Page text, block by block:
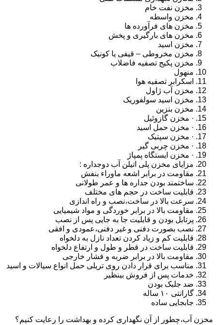
مخزن نفت خام
مخزن واسطه
مخزن های فرآورده ها
مخزن های بارگیری و پخش
مخزن اسید
مخزن مخروطی – قیفی یا کونیک
مخزن پکیج تصفیه فاضلاب
منهول
اسکرابر تصفیه هوا
مخزن آب ژاول
مخزن اسید سولفوریک
مخزن بنزین
· مخزن گازوئیل
· مخزن حمل اسید
· مخزن سپتیک
· مخزن چربی گیر
· مخزن ایستگاه پمپاژ
مزایای مخزن پلی اتیلن آب دوجداره :
مقاومت در برابر اشعه ماوراء بنفش
ساختمند بودن جداره ها و عمر طولانی
قابلیت ساخت در حجم های مختلف
سرعت بالا در ساخت،نصب و راه اندازی
مقاومت بالا در برابر خوردگی و مواد شیمیایی
پرتابل بودن و قابلیت جا به جایی پس از نصب
نصب بصورت دفنی و غیر دفنی،عمودی و افقی
قابلیت کم و زیاد کردن تعداد نازل به دلخواه
قابلیت ساخت در قطر و طول و ارتفاع دلخواه
مقاومت بالا در برابر ضربه و فشار خارجی
مناسب برای قرار دادن روی تریلی حمل انواع سیالات و اسید
خدمات پس از فروش بینظیر
ضد جلبک بودن
گارانتی ۱۰ ساله
جابجایی ساده
مخزن آب،چطور از آن نگهداری کرده و بهداشت را رعایت کنیم؟